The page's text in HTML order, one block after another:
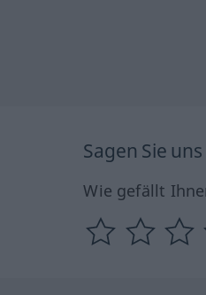
Sagen Sie
Wie gefällt